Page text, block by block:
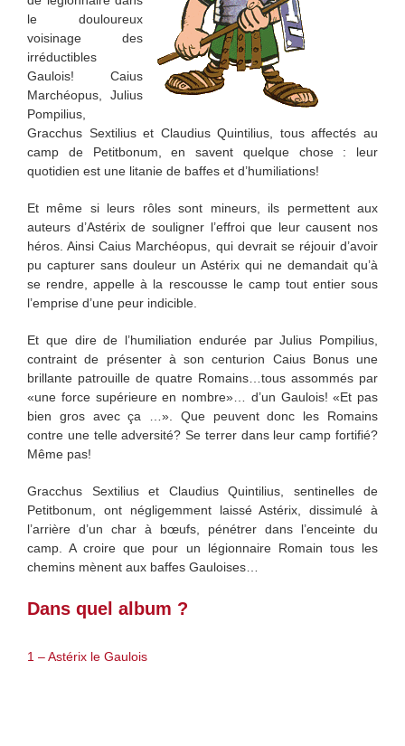
le douloureux
voisinage des
irréductibles
Gaulois! Caius
Marchéopus, Julius
Pompilius,
Gracchus Sextilius et Claudius Quintilius, tous affectés au
camp de Petitbonum, en savent quelque chose : leur
quotidien est une litanie de baffes et d’humiliations!
Et même si leurs rôles sont mineurs, ils permettent aux
auteurs d’Astérix de souligner l’effroi que leur causent nos
héros. Ainsi Caius Marchéopus, qui devrait se réjouir d’avoir
pu capturer sans douleur un Astérix qui ne demandait qu’à
se rendre, appelle à la rescousse le camp tout entier sous
l’emprise d’une peur indicible.
Et que dire de l’humiliation endurée par Julius Pompilius,
contraint de présenter à son centurion Caius Bonus une
brillante patrouille de quatre Romains…tous assommés par
«une force supérieure en nombre»… d’un Gaulois! «Et pas
bien gros avec ça …». Que peuvent donc les Romains
contre une telle adversité? Se terrer dans leur camp fortifié?
Même pas!
Gracchus Sextilius et Claudius Quintilius, sentinelles de
Petitbonum, ont négligemment laissé Astérix, dissimulé à
l’arrière d’un char à bœufs, pénétrer dans l’enceinte du
camp. A croire que pour un légionnaire Romain tous les
chemins mènent aux baffes Gauloises…
Dans quel album ?
1 – Astérix le Gaulois